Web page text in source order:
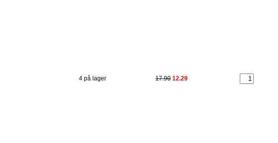
4 på lager 17.90 12.29